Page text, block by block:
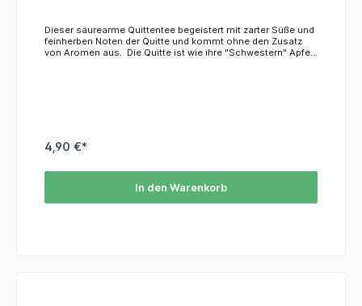
Dieser säurearme Quittentee begeistert mit zarter Süße und
feinherben Noten der Quitte und kommt ohne den Zusatz
von Aromen aus. Die Quitte ist wie ihre "Schwestern" Apfel
4,90 €*
In den Warenkorb